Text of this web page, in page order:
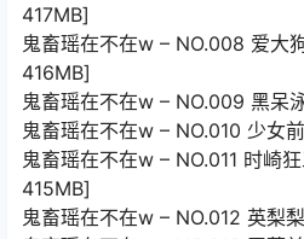
417MB]
鬼畜瑶在不在w – NO.008 爱大
416MB]
鬼畜瑶在不在w – NO.009 黑呆
鬼畜瑶在不在w – NO.010 少女
鬼畜瑶在不在w – NO.011 时崎
415MB]
鬼畜瑶在不在w – NO.012 英梨